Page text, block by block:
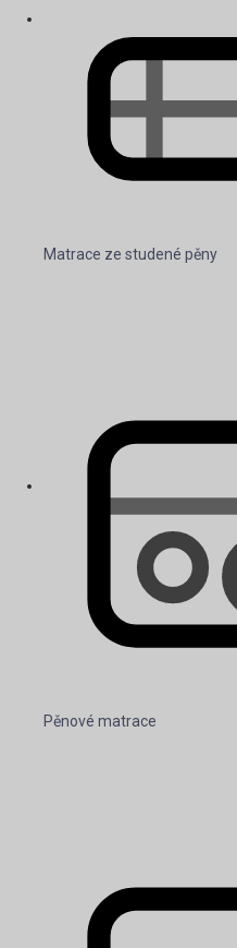
Matrace ze studené pěny
Pěnové matrace